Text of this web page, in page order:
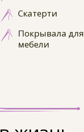
Скатерти
Покрывала для
мебели